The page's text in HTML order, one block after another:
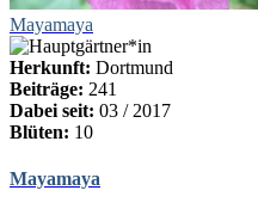
Mayamaya
Herkunft: Dortmund
Beiträge: 241
Dabei seit: 03 / 2017
Blüten: 10
Mayamaya